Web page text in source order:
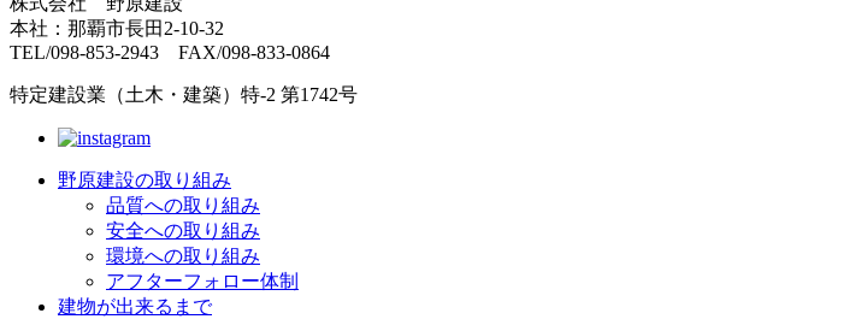
本社：那覇市長田2-10-32
TEL/098-853-2943 FAX/098-833-0864
特定建設業（土木・建築）特-2 第1742号
野原建設の取り組み
品質への取り組み
安全への取り組み
環境への取り組み
アフターフォロー体制
建物が出来るまで